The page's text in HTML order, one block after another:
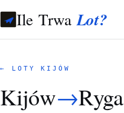
Ile TrwaLot?
← LOTY KIJÓW
Kijów→Ryga